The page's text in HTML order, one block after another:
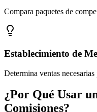
Compara paquetes de
Establecimiento de
Determina ventas
¿Por Qué Usar
Comisiones?